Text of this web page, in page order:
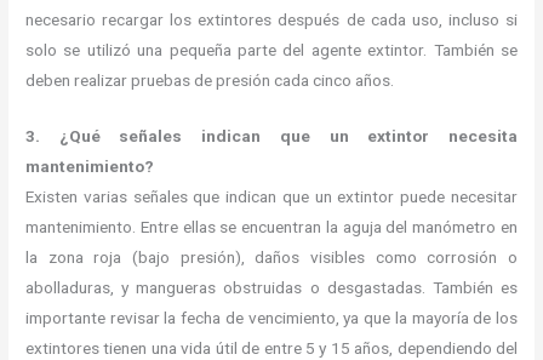
necesario recargar los extintores después de cada uso, incluso si
solo se utilizó una pequeña parte del agente extintor. También se
deben realizar pruebas de presión cada cinco años.
3. ¿Qué señales indican que un extintor necesita
mantenimiento?
Existen varias señales que indican que un extintor puede necesitar
mantenimiento. Entre ellas se encuentran la aguja del manómetro en
la zona roja (bajo presión), daños visibles como corrosión o
abolladuras, y mangueras obstruidas o desgastadas. También es
importante revisar la fecha de vencimiento, ya que la mayoría de los
extintores tienen una vida útil de entre 5 y 15 años, dependiendo del